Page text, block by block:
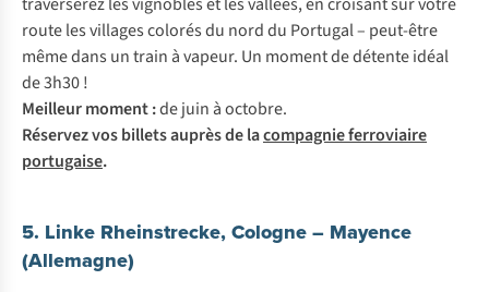
route les villages colorés du nord du Portugal – peut-être
même dans un train à vapeur. Un moment de détente idéal
de 3h30 !
Meilleur moment :de juin à octobre.
Réservez vos billets auprès de lacompagnie ferroviaire
portugaise.
5. Linke Rheinstrecke, Cologne – Mayence
(Allemagne)